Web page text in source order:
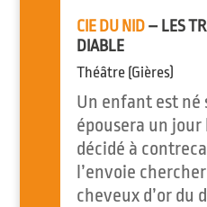
CIE DU NID – LES
DIABLE
Théâtre (Gières)
Un enfant est né
épousera un
décidé à
l’envoie
cheveux d’or du